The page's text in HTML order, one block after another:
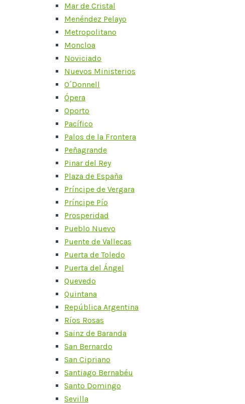
Mar de Cristal
Menéndez Pelayo
Metropolitano
Moncloa
Noviciado
Nuevos Ministerios
O´Donnell
Ópera
Oporto
Pacífico
Palos de la Frontera
Peñagrande
Pinar del Rey
Plaza de España
Príncipe de Vergara
Príncipe Pío
Prosperidad
Pueblo Nuevo
Puente de Vallecas
Puerta de Toledo
Puerta del Ángel
Quevedo
Quintana
República Argentina
Ríos Rosas
Sainz de Baranda
San Bernardo
San Cipriano
Santiago Bernabéu
Santo Domingo
Sevilla